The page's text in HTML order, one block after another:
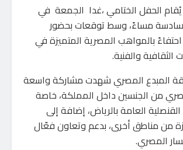
الحفل الختامي ،غدا الجمعة في
مساءً، وسط توقعات بحضور
بالمواهب المصرية المتميزة في
والفنية.
المبدع المصري شهدت مشاركة واسعة
من الجنسين داخل المملكة، خاصة
العامة بالرياض، إضافة إلى
من مناطق أخرى، بدعم وتعاون فعّال
المصري.